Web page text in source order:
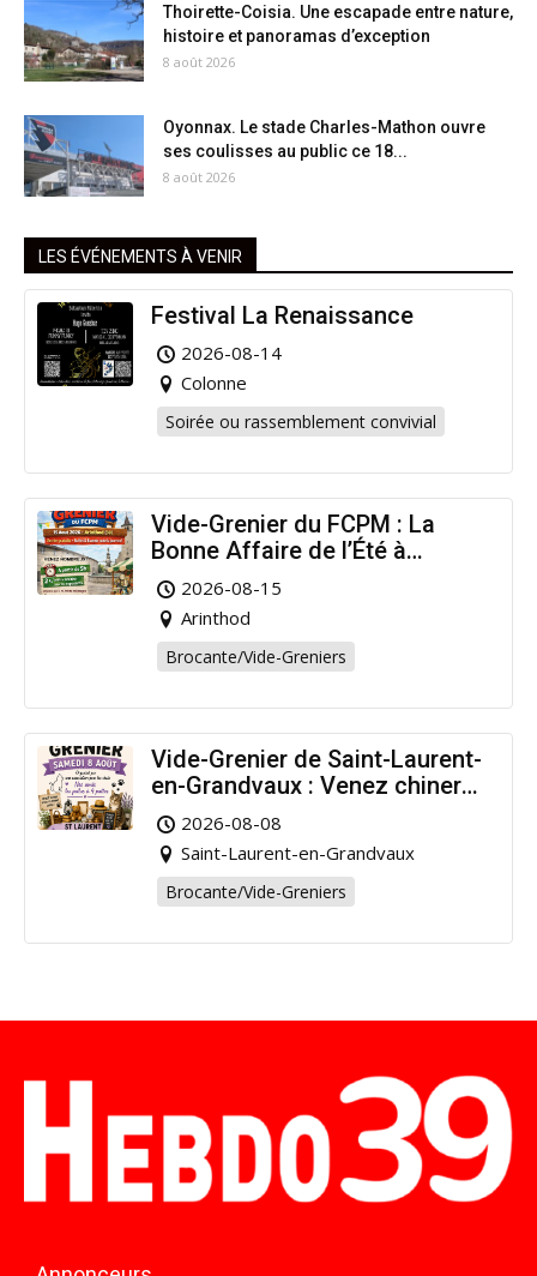
Thoirette-Coisia. Une escapade entre nature,
histoire et panoramas d’exception
8 août 2026
Oyonnax. Le stade Charles-Mathon ouvre
ses coulisses au public ce 18...
8 août 2026
LES ÉVÉNEMENTS À VENIR
Festival La Renaissance
2026-08-14
Colonne
Soirée ou rassemblement convivial
Vide-Grenier du FCPM : La
Bonne Affaire de l’Été à
Arinthod !
2026-08-15
Arinthod
Brocante/Vide-Greniers
Vide-Grenier de Saint-Laurent-
en-Grandvaux : Venez chiner
pour la bonne cause !
2026-08-08
Saint-Laurent-en-Grandvaux
Brocante/Vide-Greniers